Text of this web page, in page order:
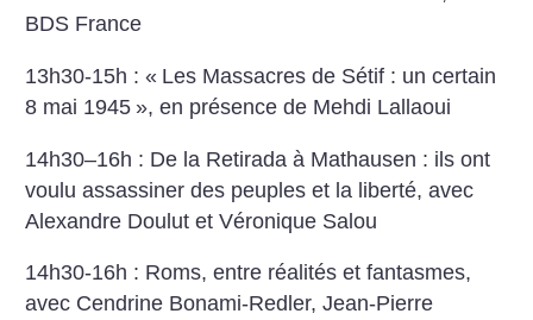
BDS France
13h30-15h : « Les Massacres de Sétif : un certain
8 mai 1945 », en présence de Mehdi Lallaoui
14h30–16h : De la Retirada à Mathausen : ils ont
voulu assassiner des peuples et la liberté, avec
Alexandre Doulut et Véronique Salou
14h30-16h : Roms, entre réalités et fantasmes,
avec Cendrine Bonami-Redler, Jean-Pierre